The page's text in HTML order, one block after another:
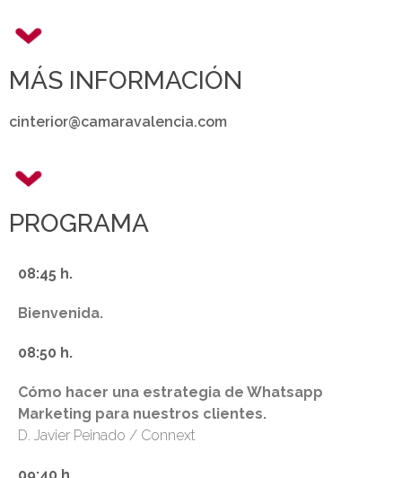
MÁS INFORMACIÓN
cinterior@camaravalencia.com
PROGRAMA
08:45 h.
Bienvenida.
08:50 h.
Cómo hacer una estrategia de Whatsapp
Marketing para nuestros clientes.
D. Javier Peinado / Connext